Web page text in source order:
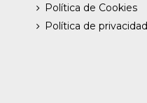
Política de Cookies
Política de privacidad